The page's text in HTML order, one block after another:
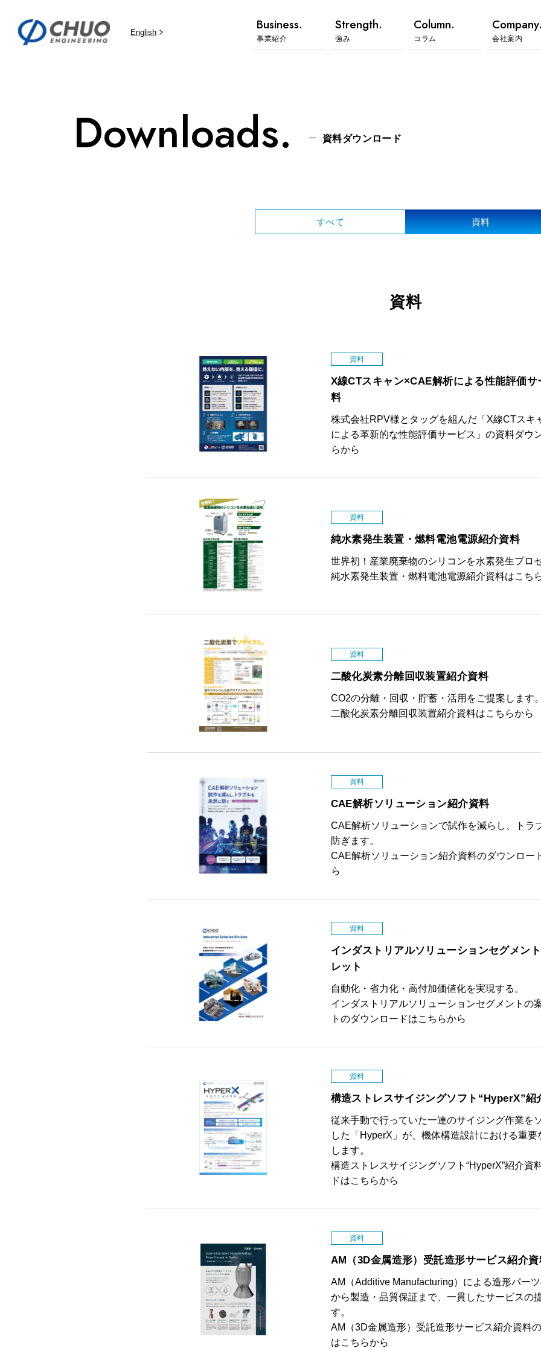
English Business.
事業紹介
Strength.
強み
Column.
コラム
Company.
会社案内
Downloads. 資料ダウンロード
すべて 資料
資料
資料
X線CTスキャン×CAE解析による性能評価サ
料
株式会社RPV様とタッグを組んだ「X線CTスキ
による革新的な性能評価サービス」の資料ダウ
らから
資料
純水素発生装置・燃料電池電源紹介資料
世界初！産業廃棄物のシリコンを水素発生プロ
純水素発生装置・燃料電池電源紹介資料はこち
資料
二酸化炭素分離回収装置紹介資料
CO2の分離・回収・貯蓄・活用をご提案します。
二酸化炭素分離回収装置紹介資料はこちらから
資料
CAE解析ソリューション紹介資料
CAE解析ソリューションで試作を減らし、トラ
防ぎます。
CAE解析ソリューション紹介資料のダウンロー
ら
資料
インダストリアルソリューションセグメン
レット
自動化・省力化・高付加価値化を実現する。
インダストリアルソリューションセグメントの
トのダウンロードはこちらから
資料
構造ストレスサイジングソフト“HyperX”紹
従来手動で行っていた一連のサイジング作業を
した「HyperX」が、機体構造設計における重要
します。
構造ストレスサイジングソフト“HyperX”紹介資
ドはこちらから
資料
AM（3D金属造形）受託造形サービス紹介資
AM（Additive Manufacturing）による造形パー
から製造・品質保証まで、一貫したサービスの
す。
AM（3D金属造形）受託造形サービス紹介資料
はこちらから